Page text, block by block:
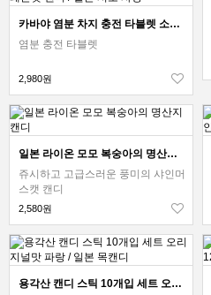
카바야 염분 차지 충전 타블렛 소금 레몬맛 캔디 / 일본 시오 사탕
염분 충전 타블렛
2,980원
일본 라이온 모모 복숭아의 명산지 캔디
쥬시하고 고급스러운 풍미의 샤인머
스캣 캔디
2,580원
용각산 캔디 스틱 10개입 세트 오리지널맛 파랑 / 일본 목캔디